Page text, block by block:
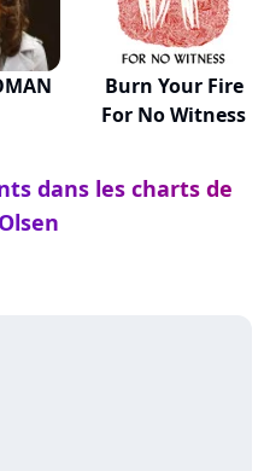
Burn Your Fire
For No Witness
dans les charts de